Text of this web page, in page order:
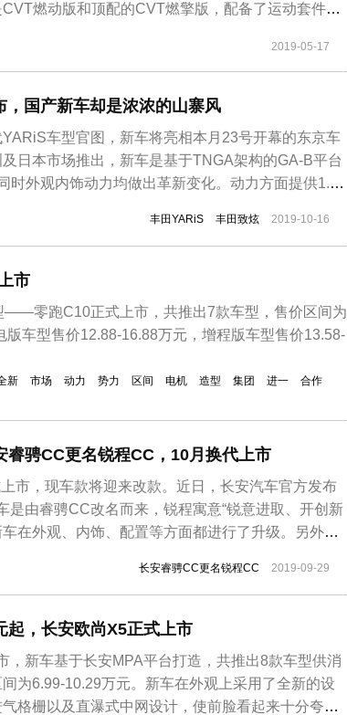
燃动版和顶配的CVT燃擎版，配备了运动套件、
外观，分别是普通版和燃系运动版，其中燃系运动
2019-05-17
，国产新车却是浓浓的山寨风
车型官图，新车将亮相本月23号开幕的东京车
日本市场推出，新车是基于TNGA架构的GA-B平台
时外观内饰动力均做出革新变化。动力方面提供1.0L
，其中欧洲占比达7成，该车系推出至今累计销量约
丰田YARiS 丰田致炫 2019-10-16
市
——零跑C10正式上市，共推出7款车型，售价区间为
版车型售价12.88-16.88万元，增程版车型售价13.58-
新 市场 动力 势力 区间 电机 造型 集团 进一
合作
睿骋CC更名锐程CC，10月换代上市
市，现车款将迎来改款。近日，长安汽车官方发布
是由睿骋CC改名而来，锐程寓意“锐意进取、开创新
在外观、内饰、配置等方面都进行了升级。另外，
进一步加大，与前大灯融为一体。同时新车前包围两
进气口设...
长安睿骋CC更名锐程CC 2019-09-29
起，长安欧尚X5正式上市
，新车基于长安MPA平台打造，共推出8款车型供消
为6.99-10.29万元。新车在外观上采用了全新的设
格栅以及直瀑式中网设计，使前脸看起来十分夸